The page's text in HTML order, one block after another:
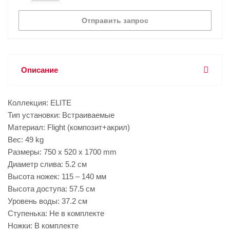
Отправить запрос
Описание
Коллекция: ELITE
Тип установки: Встраиваемые
Материал: Flight (композит+акрил)
Вес: 49 kg
Размеры: 750 x 520 x 1700 mm
Диаметр слива: 5.2 см
Высота ножек: 115 – 140 мм
Высота доступа: 57.5 см
Уровень воды: 37.2 см
Ступенька: Не в комплекте
Ножки: В комплекте